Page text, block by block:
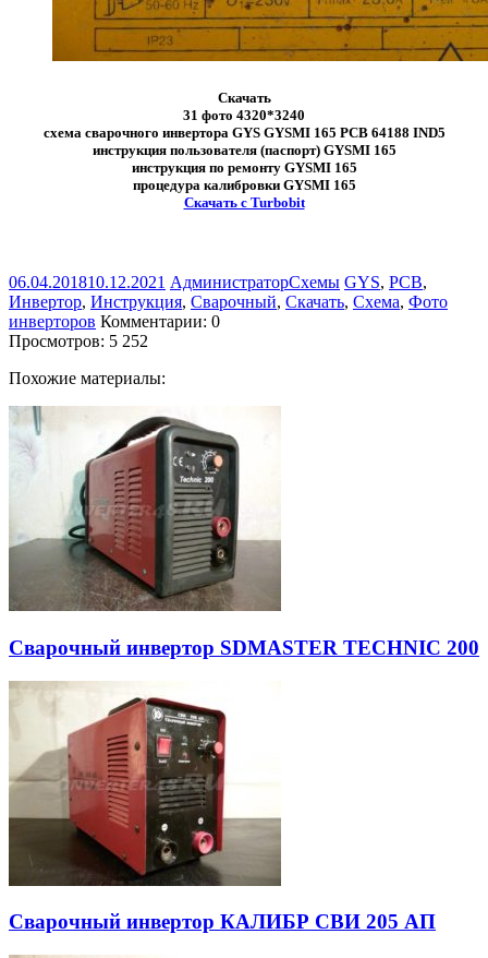
Скачать
31 фото 4320*3240
схема сварочного инвертора GYS GYSMI 165 PCB 64188 IND5
инструкция пользователя (паспорт) GYSMI 165
инструкция по ремонту GYSMI 165
процедура калибровки GYSMI 165
Скачать с Turbobit
06.04.201810.12.2021 АдминистраторСхемы GYS, PCB,
Инвертор, Инструкция, Сварочный, Скачать, Схема, Фото
инверторов Комментарии: 0
Просмотров: 5 252
Похожие материалы:
Сварочный инвертор SDMASTER TECHNIC 200
Сварочный инвертор КАЛИБР СВИ 205 АП